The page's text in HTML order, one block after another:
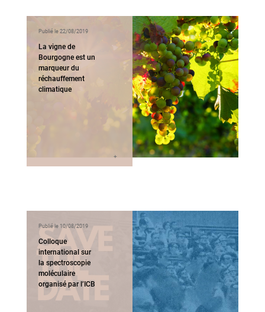
Publié le 22/08/2019
La vigne de
Bourgogne est un
marqueur du
réchauffement
climatique
Publié le 10/08/2019
Colloque
international sur
la spectroscopie
moléculaire
organisé par l’ICB